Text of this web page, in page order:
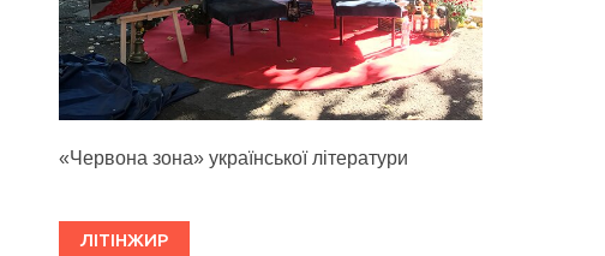
«Червона зона» української літератури
ЛІТІНЖИР